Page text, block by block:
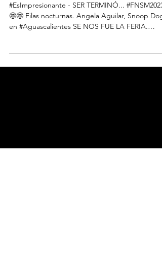
#EsImpresionante - SER TERMINÓ...
🤩🤩 Filas nocturnas. Angela Aguilar, Snoop Dog
en #Aguascalientes SE NOS FUE LA FERIA.